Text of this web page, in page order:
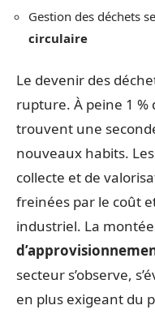
Gestion des déchets
circulaire
Le devenir des
rupture. À peine 1 %
trouvent une
nouveaux habits.
collecte et de
freinées par le coût
industriel. La
secteur s’observe,
en plus exigeant du